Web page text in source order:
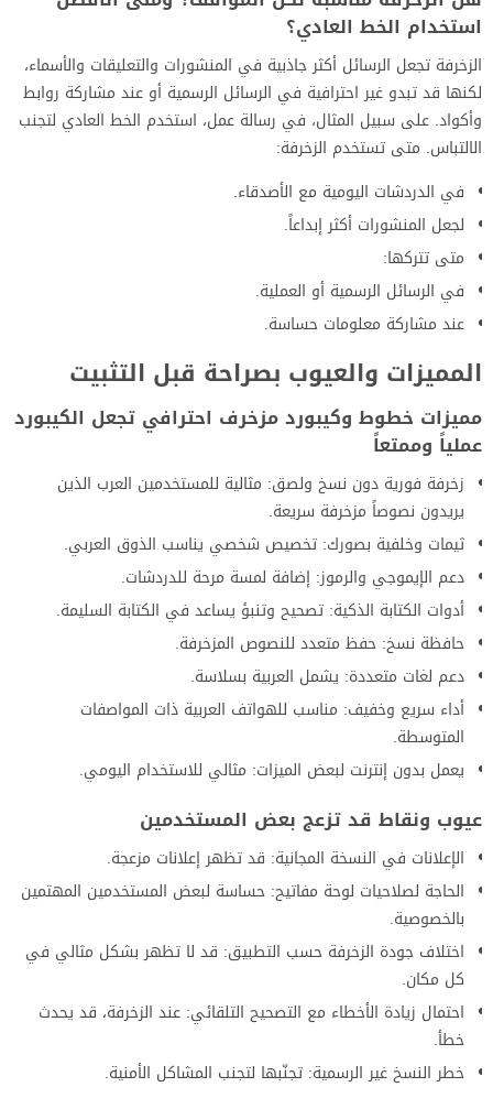
استخدام الخط العادي؟
الزخرفة تجعل الرسائل أكثر جاذبية في المنشورات والتعليقات والأسماء،
لكنها قد تبدو غير احترافية في الرسائل الرسمية أو عند مشاركة روابط
وأكواد. على سبيل المثال، في رسالة عمل، استخدم الخط العادي لتجنب
الالتباس. متى تستخدم الزخرفة:
في الدردشات اليومية مع الأصدقاء.
لجعل المنشورات أكثر إبداعاً.
متى تتركها:
في الرسائل الرسمية أو العملية.
عند مشاركة معلومات حساسة.
المميزات والعيوب بصراحة قبل التثبيت
مميزات خطوط وكيبورد مزخرف احترافي تجعل الكيبورد
عملياً وممتعاً
زخرفة فورية دون نسخ ولصق: مثالية للمستخدمين العرب الذين
يريدون نصوصاً مزخرفة سريعة.
ثيمات وخلفية بصورك: تخصيص شخصي يناسب الذوق العربي.
دعم الإيموجي والرموز: إضافة لمسة مرحة للدردشات.
أدوات الكتابة الذكية: تصحيح وتنبؤ يساعد في الكتابة السليمة.
حافظة نسخ: حفظ متعدد للنصوص المزخرفة.
دعم لغات متعددة: يشمل العربية بسلاسة.
أداء سريع وخفيف: مناسب للهواتف العربية ذات المواصفات
المتوسطة.
يعمل بدون إنترنت لبعض الميزات: مثالي للاستخدام اليومي.
عيوب ونقاط قد تزعج بعض المستخدمين
الإعلانات في النسخة المجانية: قد تظهر إعلانات مزعجة.
الحاجة لصلاحيات لوحة مفاتيح: حساسة لبعض المستخدمين المهتمين
بالخصوصية.
اختلاف جودة الزخرفة حسب التطبيق: قد لا تظهر بشكل مثالي في
كل مكان.
احتمال زيادة الأخطاء مع التصحيح التلقائي: عند الزخرفة، قد يحدث
خطأ.
خطر النسخ غير الرسمية: تجنّبها لتجنب المشاكل الأمنية.